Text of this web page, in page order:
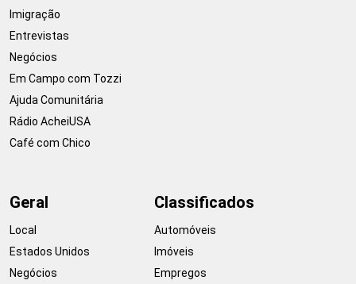
Imigração
Entrevistas
Negócios
Em Campo com Tozzi
Ajuda Comunitária
Rádio AcheiUSA
Café com Chico
Geral
Local
Estados Unidos
Negócios
Classificados
Automóveis
Imóveis
Empregos